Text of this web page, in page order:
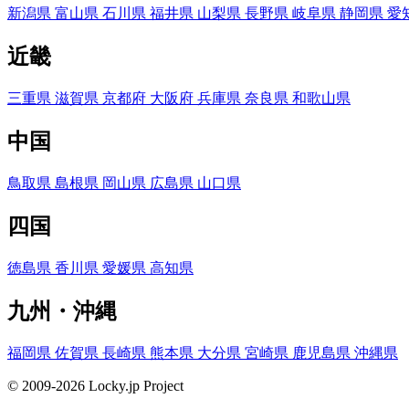
新潟県 富山県 石川県 福井県 山梨県 長野県 岐阜県 静岡県 愛
近畿
三重県 滋賀県 京都府 大阪府 兵庫県 奈良県 和歌山県
中国
鳥取県 島根県 岡山県 広島県 山口県
四国
徳島県 香川県 愛媛県 高知県
九州・沖縄
福岡県 佐賀県 長崎県 熊本県 大分県 宮崎県 鹿児島県 沖縄県
© 2009-2026 Locky.jp Project